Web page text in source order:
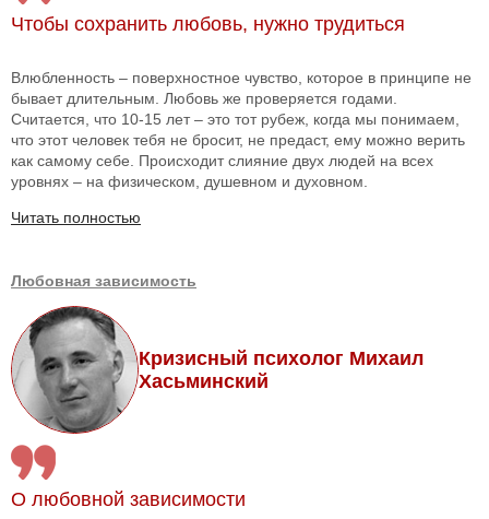
Чтобы сохранить любовь, нужно трудиться
Влюбленность – поверхностное чувство, которое в принципе не
бывает длительным. Любовь же проверяется годами.
Считается, что 10-15 лет – это тот рубеж, когда мы понимаем,
что этот человек тебя не бросит, не предаст, ему можно верить
как самому себе. Происходит слияние двух людей на всех
уровнях – на физическом, душевном и духовном.
Читать полностью
Любовная зависимость
Кризисный психолог Михаил
Хасьминский
О любовной зависимости